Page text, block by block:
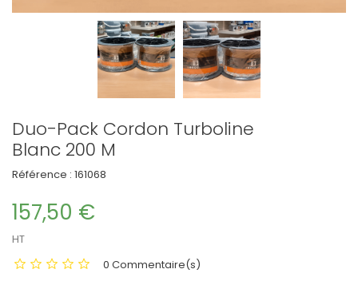
Duo-Pack Cordon Turboline
Blanc 200 M
Référence : 161068
157,50 €
HT
0 Commentaire(s)